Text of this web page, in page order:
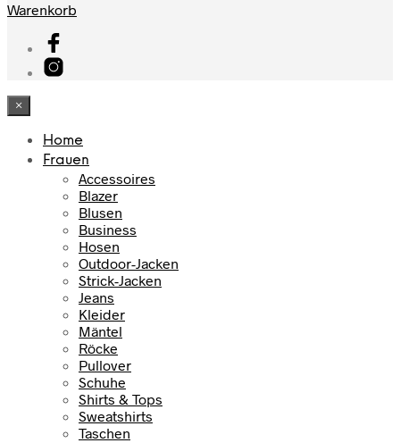
Warenkorb
×
Home
Frauen
Accessoires
Blazer
Blusen
Business
Hosen
Outdoor-Jacken
Strick-Jacken
Jeans
Kleider
Mäntel
Röcke
Pullover
Schuhe
Shirts & Tops
Sweatshirts
Taschen